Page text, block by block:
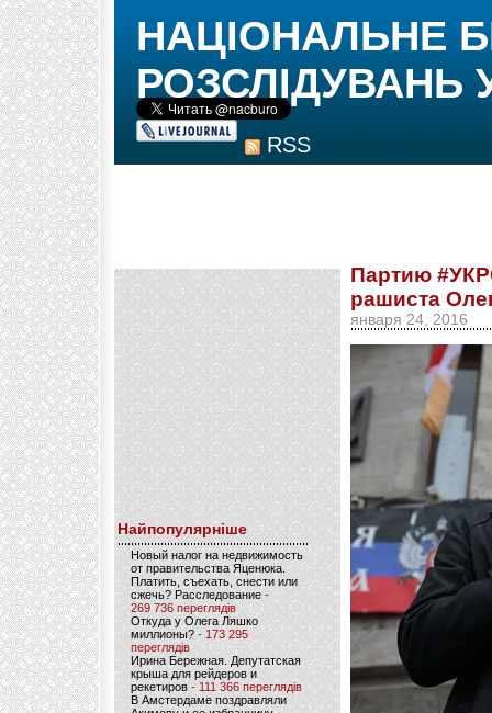
RSS
НАЦІОНАЛЬНЕ
РОЗСЛІДУВАНЬ
Найпопулярніше
Новый налог на недвижимость
от правительства Яценюка.
Платить, съехать, снести или
сжечь? Расследование-
269 736 переглядів
Откуда у Олега Ляшко
миллионы? - 173 295
переглядів
Ирина Бережная. Депутатская
крыша для рейдеров и
рекетиров - 111 366 переглядів
В Амстердаме поздравляли
Партию
рашиста
января 24, 2016